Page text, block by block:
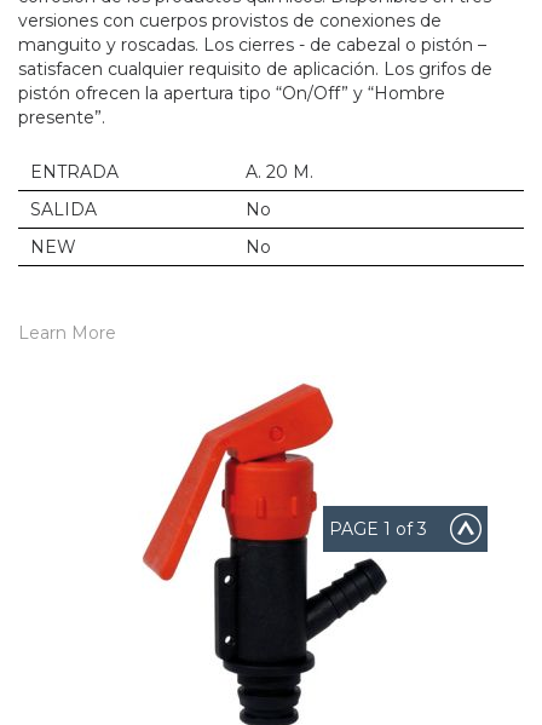
versiones con cuerpos provistos de conexiones de
manguito y roscadas. Los cierres - de cabezal o pistón –
satisfacen cualquier requisito de aplicación. Los grifos de
pistón ofrecen la apertura tipo “On/Off” y “Hombre
presente”.
ENTRADA
A. 20 M.
SALIDA
No
NEW
No
Learn More
PAGE1 of 3